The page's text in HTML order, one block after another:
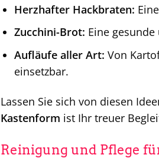
Herzhafter Hackbraten:
Zucchini-Brot: Eine
Aufläufe aller Art: Von
einsetzbar.
Lassen Sie sich von diesen
Kastenform ist Ihr treuer
Reinigung und Pflege